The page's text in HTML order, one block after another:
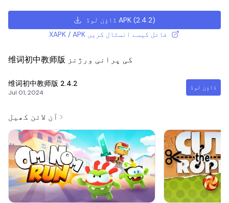
ڈاؤن لوڈ APK(2.4.2)
XAPK / APK فائل کیسے انسٹال کریں
维词初中教师版 کی پرانی ورژنز
维词初中教师版 2.4.2
Jul 01, 2024
ڈاؤن لوڈ
آن لائن کھیل